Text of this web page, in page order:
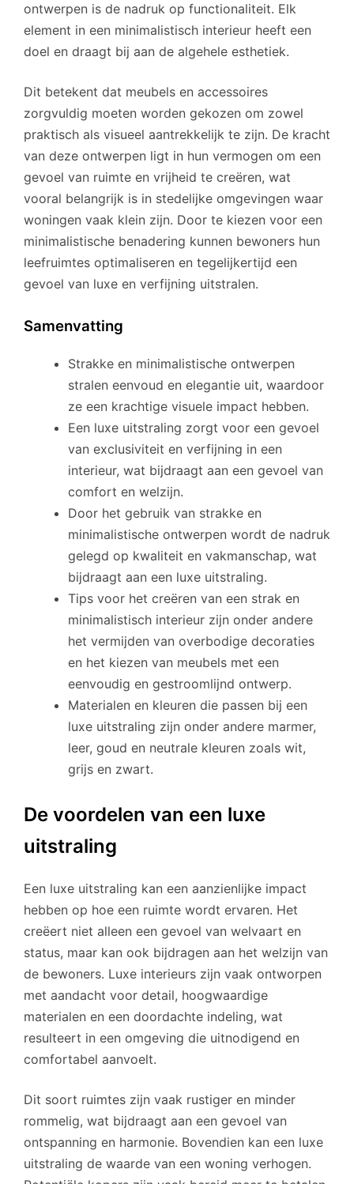
ontwerpen is de nadruk op functionaliteit. Elk
element in een minimalistisch interieur heeft een
doel en draagt bij aan de algehele esthetiek.
Dit betekent dat meubels en accessoires
zorgvuldig moeten worden gekozen om zowel
praktisch als visueel aantrekkelijk te zijn. De kracht
van deze ontwerpen ligt in hun vermogen om een
gevoel van ruimte en vrijheid te creëren, wat
vooral belangrijk is in stedelijke omgevingen waar
woningen vaak klein zijn. Door te kiezen voor een
minimalistische benadering kunnen bewoners hun
leefruimtes optimaliseren en tegelijkertijd een
gevoel van luxe en verfijning uitstralen.
Samenvatting
Strakke en minimalistische ontwerpen
stralen eenvoud en elegantie uit, waardoor
ze een krachtige visuele impact hebben.
Een luxe uitstraling zorgt voor een gevoel
van exclusiviteit en verfijning in een
interieur, wat bijdraagt aan een gevoel van
comfort en welzijn.
Door het gebruik van strakke en
minimalistische ontwerpen wordt de nadruk
gelegd op kwaliteit en vakmanschap, wat
bijdraagt aan een luxe uitstraling.
Tips voor het creëren van een strak en
minimalistisch interieur zijn onder andere
het vermijden van overbodige decoraties
en het kiezen van meubels met een
eenvoudig en gestroomlijnd ontwerp.
Materialen en kleuren die passen bij een
luxe uitstraling zijn onder andere marmer,
leer, goud en neutrale kleuren zoals wit,
grijs en zwart.
De voordelen van een luxe
uitstraling
Een luxe uitstraling kan een aanzienlijke impact
hebben op hoe een ruimte wordt ervaren. Het
creëert niet alleen een gevoel van welvaart en
status, maar kan ook bijdragen aan het welzijn van
de bewoners. Luxe interieurs zijn vaak ontworpen
met aandacht voor detail, hoogwaardige
materialen en een doordachte indeling, wat
resulteert in een omgeving die uitnodigend en
comfortabel aanvoelt.
Dit soort ruimtes zijn vaak rustiger en minder
rommelig, wat bijdraagt aan een gevoel van
ontspanning en harmonie. Bovendien kan een luxe
uitstraling de waarde van een woning verhogen.